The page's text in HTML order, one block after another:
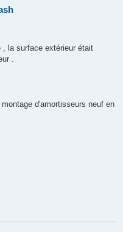
, la surface extérieur était
.
d'amortisseurs neuf en